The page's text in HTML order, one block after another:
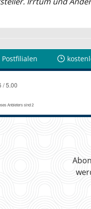
Postfilialen